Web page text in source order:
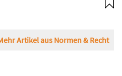
Artikel aus Normen & Recht